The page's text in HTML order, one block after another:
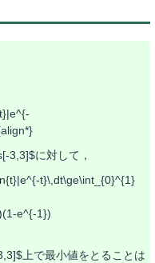
3,3]$に対して，
t}\,dt\ge\int_{0}^{1}
e^{-1})
上で最小値をとることは